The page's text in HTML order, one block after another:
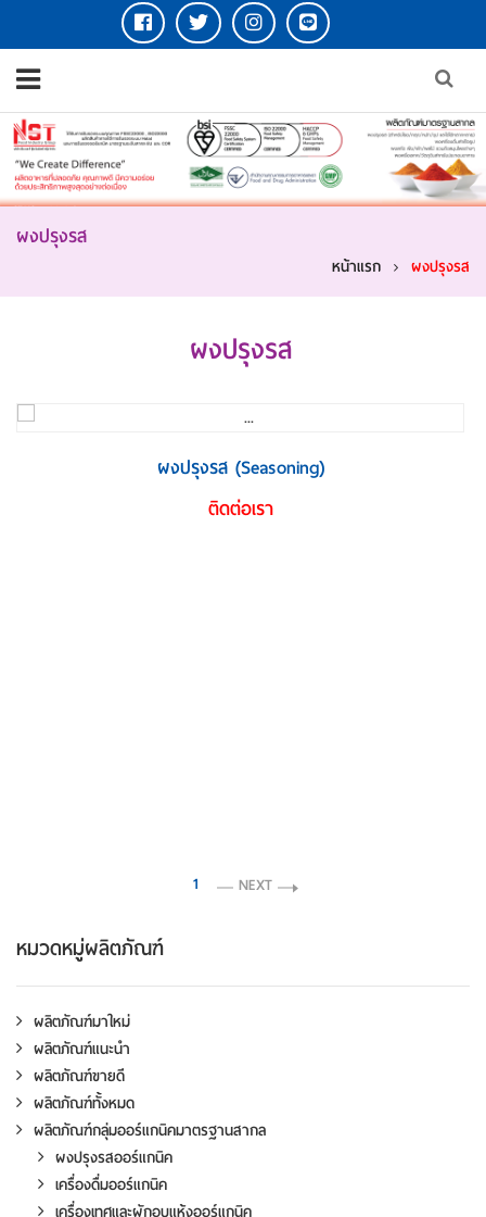
ผงปรุงรส
หน้าแรก ผงปรุงรส
ผงปรุงรส
รายละเอียดเพิ่มเติม
ผงปรุงรส (Seasoning)
ติดต่อเรา
1 NEXT
หมวดหมู่ผลิตภัณฑ์
ผลิตภัณฑ์มาใหม่
ผลิตภัณฑ์แนะนำ
ผลิตภัณฑ์ขายดี
ผลิตภัณฑ์ทั้งหมด
ผลิตภัณฑ์กลุ่มออร์แกนิคมาตรฐานสากล
ผงปรุงรสออร์แกนิค
เครื่องดื่มออร์แกนิค